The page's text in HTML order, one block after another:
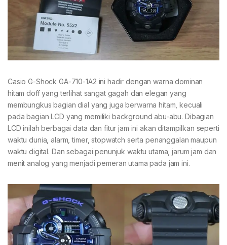
Casio G-Shock GA-710-1A2 ini hadir dengan warna dominan
hitam doff yang terlihat sangat gagah dan elegan yang
membungkus bagian dial yang juga berwarna hitam, kecuali
pada bagian LCD yang memiliki background abu-abu. Dibagian
LCD inilah berbagai data dan fitur jam ini akan ditampilkan seperti
waktu dunia, alarm, timer, stopwatch serta penanggalan maupun
waktu digital. Dan sebagai penunjuk waktu utama, jarum jam dan
menit analog yang menjadi pemeran utama pada jam ini.